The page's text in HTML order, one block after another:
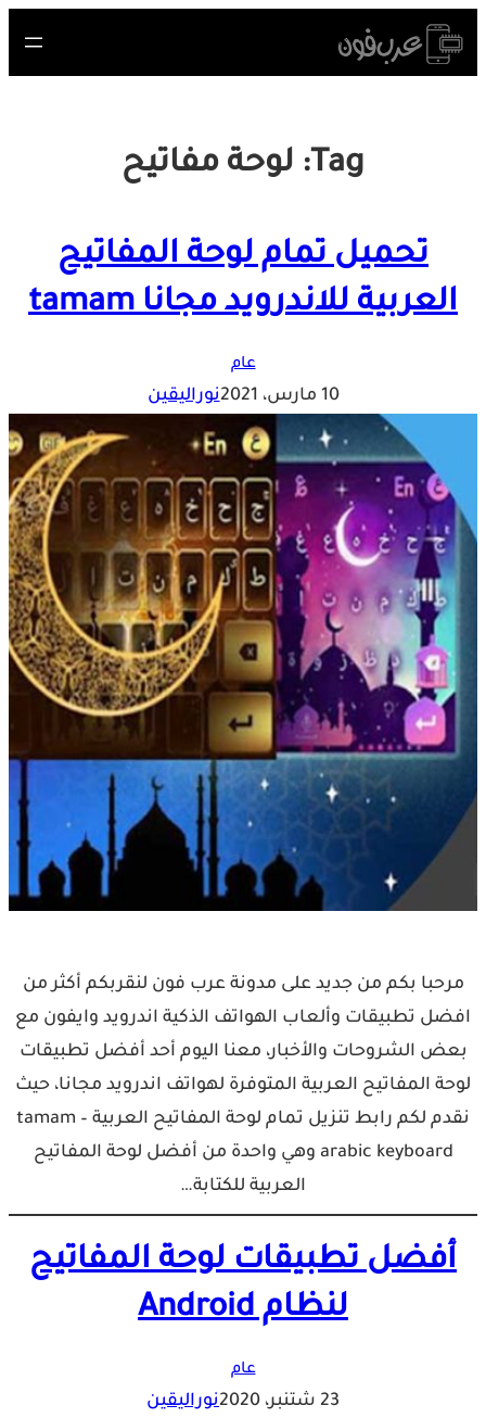
Skip
to
Tag: لوحة مفاتيح
تحميل تمام لوحة المفاتيح
العربية للاندرويد مجانا tamam
عام
10 مارس، 2021 نوراليقين
مرحبا بكم من جديد على مدونة عرب فون لنقربكم أكثر من
افضل تطبيقات وألعاب الهواتف الذكية اندرويد وايفون مع
بعض الشروحات والأخبار، معنا اليوم أحد أفضل تطبيقات
لوحة المفاتيح العربية المتوفرة لهواتف اندرويد مجانا، حيث
نقدم لكم رابط تنزيل تمام لوحة المفاتيح العربية – tamam
arabic keyboard وهي واحدة من أفضل لوحة المفاتيح
العربية للكتابة…
أفضل تطبيقات لوحة المفاتيح
لنظام Android
عام
23 شتنبر، 2020 نوراليقين